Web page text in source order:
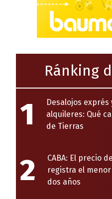
Ránking
1
Desalojos
alquileres: Qué
de Tierras
2
CABA: El precio
registra el
dos años